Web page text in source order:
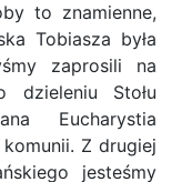
to znamienne,
Tobiasza była
zaprosili na
dzieleniu Stołu
Eucharystia
Z drugiej
jesteśmy